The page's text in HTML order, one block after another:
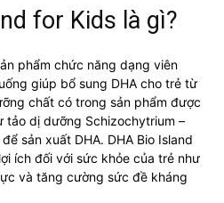
for Kids là gì?
phẩm chức năng dạng viên
giúp bổ sung DHA cho trẻ từ
chất có trong sản phẩm được
tảo dị dưỡng Schizochytrium –
sản xuất DHA. DHA Bio Island
ích đối với sức khỏe của trẻ như
và tăng cường sức đề kháng